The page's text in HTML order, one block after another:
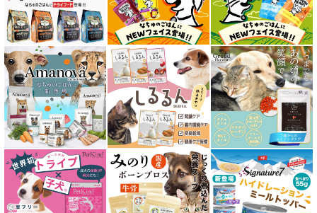
成猫用 フード for CAT
シニア猫用 フード for CAT
皮膚・被毛ケア対応 フード for CAT
食物アレルギー対応キャットフード
腎臓ケア対応キャットフード